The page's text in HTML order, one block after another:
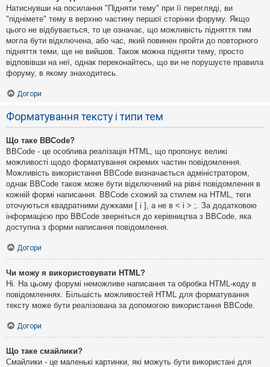
Натиснувши на посилання "Підняти тему" при її перегляді, ви
"піднімете" тему в верхню частину першої сторінки форуму. Якщо
цього не відбувається, то це означає, що можливість підняття тим
могла бути відключена, або час, який повинен пройти до повторного
підняття теми, ще не вийшов. Також можна підняти тему, просто
відповівши на неї, однак переконайтесь, що ви не порушуєте правила
форуму, в якому знаходитесь.
Догори
Форматування тексту і типи тем
Що таке BBCode?
BBCode - це особлива реалізація HTML, що пропонує великі
можливості щодо форматування окремих частин повідомлення.
Можливість використання BBCode визначається адміністратором,
однак BBCode також може бути відключений на рівні повідомлення в
кожній формі написання. BBCode схожий за стилем на HTML, теги
оточуються квадратними дужками [ і ], а не в < і > ;. За додатковою
інформацією про BBCode зверніться до керівництва з BBCode, яка
доступна з форми написання повідомлення.
Догори
Чи можу я використовувати HTML?
Ні. На цьому форумі неможливе написання та обробка HTML-коду в
повідомленнях. Більшість можливостей HTML для форматування
тексту може бути реалізована за допомогою використання BBCode.
Догори
Що таке смайлики?
Смайлики - це маленькі картинки, які можуть бути використані для